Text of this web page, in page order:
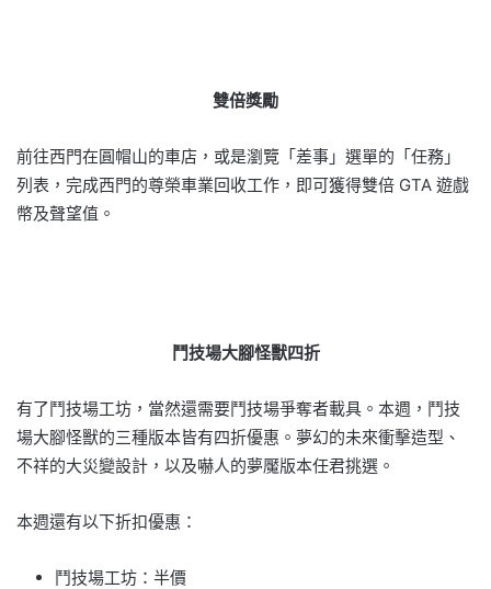
雙倍獎勵
前往西門在圓帽山的車店，或是瀏覽「差事」選單的「任務」
列表，完成西門的尊榮車業回收工作，即可獲得雙倍 GTA 遊戲
幣及聲望值。
鬥技場大腳怪獸四折
有了鬥技場工坊，當然還需要鬥技場爭奪者載具。本週，鬥技
場大腳怪獸的三種版本皆有四折優惠。夢幻的未來衝擊造型、
不祥的大災變設計，以及嚇人的夢魘版本任君挑選。
本週還有以下折扣優惠：
鬥技場工坊：半價